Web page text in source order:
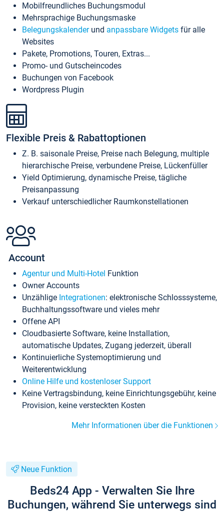
Mobilfreundliches Buchungsmodul
Mehrsprachige Buchungsmaske
Belegungskalenderund anpassbare Widgets für alle
Websites
Pakete, Promotions, Touren, Extras...
Promo- und Gutscheincodes
Buchungen von Facebook
Wordpress Plugin
Flexible Preis & Rabattoptionen
Z. B. saisonale Preise, Preise nach Belegung, multiple
hierarchische Preise, verbundene Preise, Lückenfüller
Yield Optimierung, dynamische Preise, tägliche
Preisanpassung
Verkauf unterschiedlicher Raumkonstellationen
Account
Agentur und Multi-Hotel Funktion
Owner Accounts
Unzählige Integrationen: elektronische Schlosssysteme,
Buchhaltungssoftware und vieles mehr
Offene API
Cloudbasierte Software, keine Installation,
automatische Updates, Zugang jederzeit, überall
Kontinuierliche Systemoptimierung und
Weiterentwicklung
Online Hilfe und kostenloser Support
Keine Vertragsbindung, keine Einrichtungsgebühr, keine
Provision, keine versteckten Kosten
Mehr Informationen über die Funktionen
Neue Funktion
Beds24 App - Verwalten Sie Ihre
Buchungen, während Sie unterwegs sind